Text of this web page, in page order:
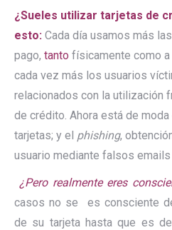
¿Sueles utilizar tarjetas de
esto: Cada día usamos más
pago, tanto físicamente como
cada vez más los usuarios
relacionados con la utilización
de crédito. Ahora está de moda
tarjetas; y el phishing,
usuario mediante falsos
¿Pero realmente eres
casos no se es consciente
de su tarjeta hasta que es